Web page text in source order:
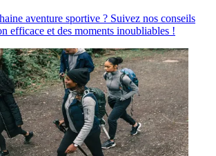
aventure sportive ? Suivez nos conseils
efficace et des moments inoubliables !